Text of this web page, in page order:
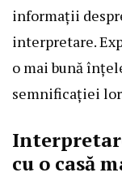
informații
interpretare.
o mai bună
semnificației
cu o casă